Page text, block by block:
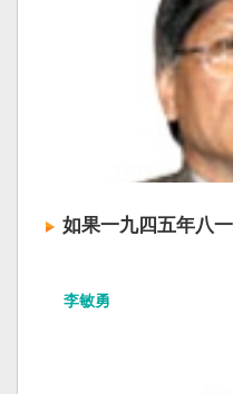
如果一九四五年八
李敏勇